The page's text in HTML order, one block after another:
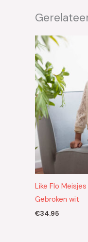
Like Flo
Gebroken wit
€34.95